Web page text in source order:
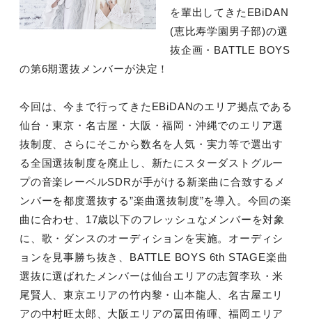
を輩出してきたEBiDAN
(恵比寿学園男子部)の選
抜企画・BATTLE BOYS
の第6期選抜メンバーが決定！
今回は、今まで行ってきたEBiDANのエリア拠点である
仙台・東京・名古屋・大阪・福岡・沖縄でのエリア選
抜制度、さらにそこから数名を人気・実力等で選出す
る全国選抜制度を廃止し、新たにスターダストグルー
プの音楽レーベルSDRが手がける新楽曲に合致するメ
ンバーを都度選抜する”楽曲選抜制度”を導入。今回の楽
曲に合わせ、17歳以下のフレッシュなメンバーを対象
に、歌・ダンスのオーディションを実施。オーディシ
ョンを見事勝ち抜き、BATTLE BOYS 6th STAGE楽曲
選抜に選ばれたメンバーは仙台エリアの志賀李玖・米
尾賢人、東京エリアの竹内黎・山本龍人、名古屋エリ
アの中村旺太郎、大阪エリアの冨田侑暉、福岡エリア